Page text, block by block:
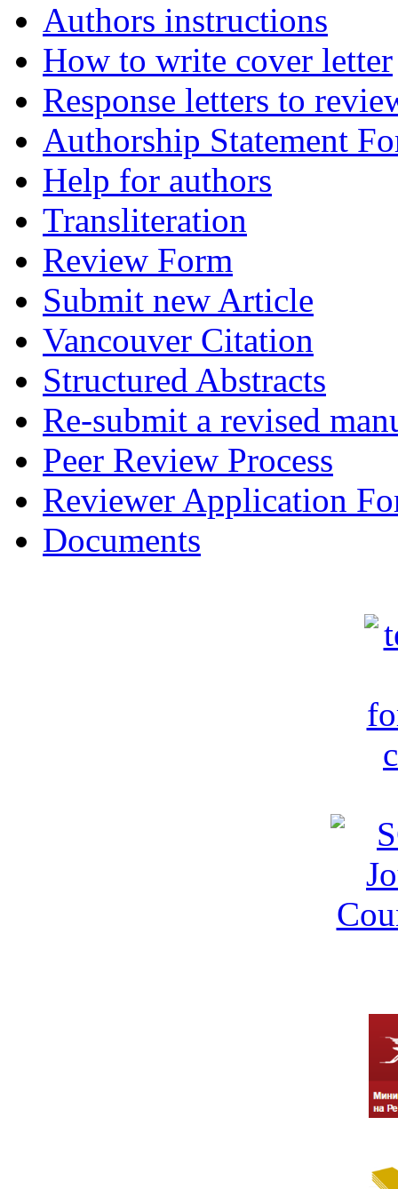
Authors instructions
How to write cover letter
Response letters to
Authorship Statement
Help for authors
Transliteration
Review Form
Submit new Article
Vancouver Citation
Structured Abstracts
Re-submit a revised
Peer Review Process
Reviewer Application
Documents